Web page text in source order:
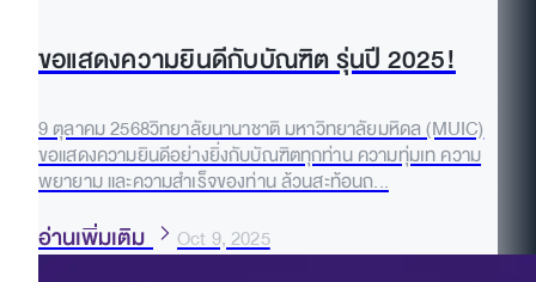
ขอแสดงความยินดีกับบัณฑิต รุ่นปี 2025!
9 ตุลาคม 2568วิทยาลัยนานาชาติ มหาวิทยาลัยมหิดล (MUIC)
ขอแสดงความยินดีอย่างยิ่งกับบัณฑิตทุกท่าน ความทุ่มเท ความ
พยายาม และความสำเร็จของท่าน ล้วนสะท้อนถ...
อ่านเพิ่มเติม Oct 9, 2025